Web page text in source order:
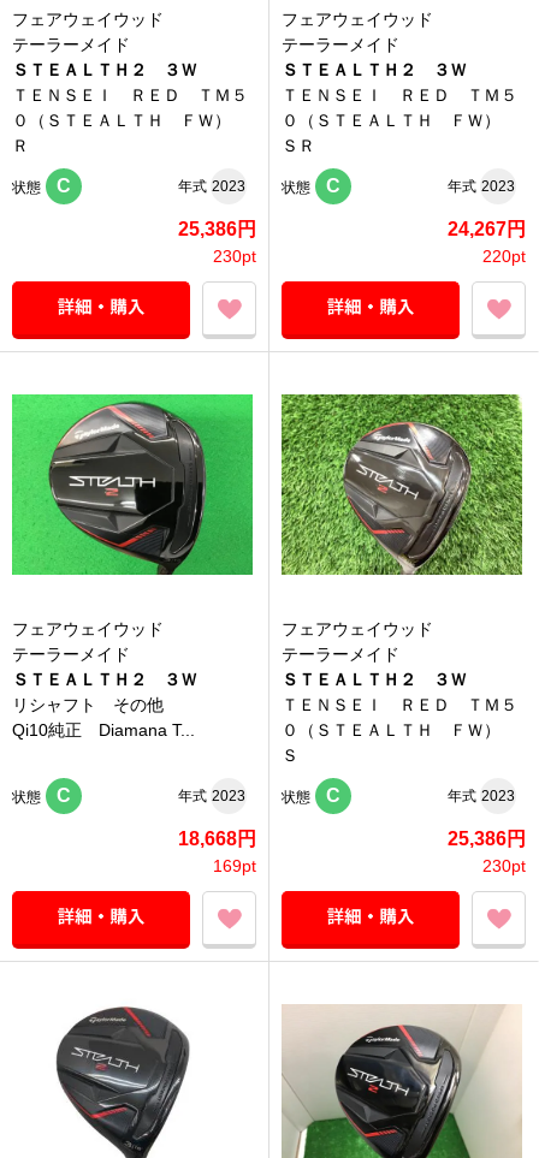
フェアウェイウッド
テーラーメイド
ＳＴＥＡＬＴＨ２ ３Ｗ
ＴＥＮＳＥＩ ＲＥＤ ＴＭ５
０（ＳＴＥＡＬＴＨ ＦＷ）
Ｒ
状態 C 年式 2023
25,386円
230pt
フェアウェイウッド
テーラーメイド
ＳＴＥＡＬＴＨ２ ３Ｗ
ＴＥＮＳＥＩ ＲＥＤ ＴＭ５
０（ＳＴＥＡＬＴＨ ＦＷ）
ＳＲ
状態 C 年式 2023
24,267円
220pt
フェアウェイウッド
テーラーメイド
ＳＴＥＡＬＴＨ２ ３Ｗ
リシャフト その他
Qi10純正 Diamana T...
状態 C 年式 2023
18,668円
169pt
フェアウェイウッド
テーラーメイド
ＳＴＥＡＬＴＨ２ ３Ｗ
ＴＥＮＳＥＩ ＲＥＤ ＴＭ５
０（ＳＴＥＡＬＴＨ ＦＷ）
Ｓ
状態 C 年式 2023
25,386円
230pt